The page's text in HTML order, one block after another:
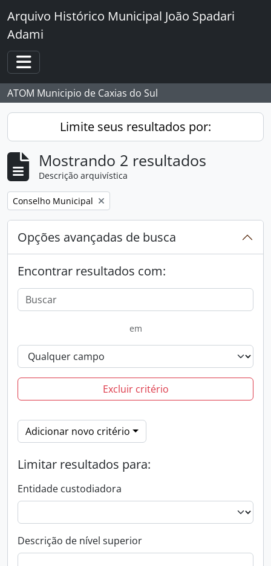
Skip to main content
Arquivo Histórico Municipal João Spadari
Adami
Toggle navigation
ATOM Municipio de Caxias do Sul
Limite seus resultados por:
Mostrando 2 resultados
Descrição arquivística
Remover filtro:
Conselho Municipal
Opções avançadas de busca
Encontrar resultados com:
em
Excluir critério
Adicionar novo critério
Limitar resultados para:
Entidade custodiadora
Descrição de nível superior